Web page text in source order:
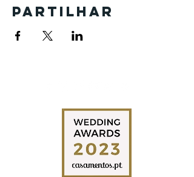
Partilhar